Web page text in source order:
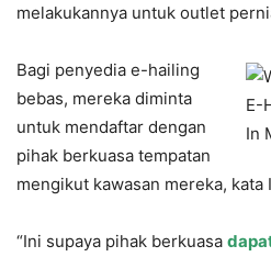
melakukannya untuk outlet
Bagi penyedia e-hailing
bebas, mereka diminta
untuk mendaftar dengan
pihak berkuasa tempatan
mengikut kawasan mereka, kata
“Ini supaya pihak berkuasa